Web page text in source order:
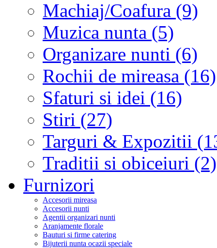
Machiaj/Coafura (9)
Muzica nunta (5)
Organizare nunti (6)
Rochii de mireasa (16)
Sfaturi si idei (16)
Stiri (27)
Targuri & Expozitii
Traditii si obiceiuri (2)
Furnizori
Accesorii mireasa
Accesorii nunti
Agentii organizari nunti
Aranjamente florale
Bauturi si firme catering
Bijuterii nunta ocazii speciale